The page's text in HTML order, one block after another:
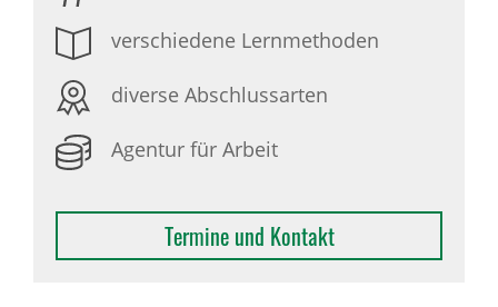
verschiedene Lernmethoden
diverse Abschlussarten
Agentur für Arbeit
Termine und Kontakt